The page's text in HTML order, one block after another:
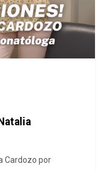
Cardozo por